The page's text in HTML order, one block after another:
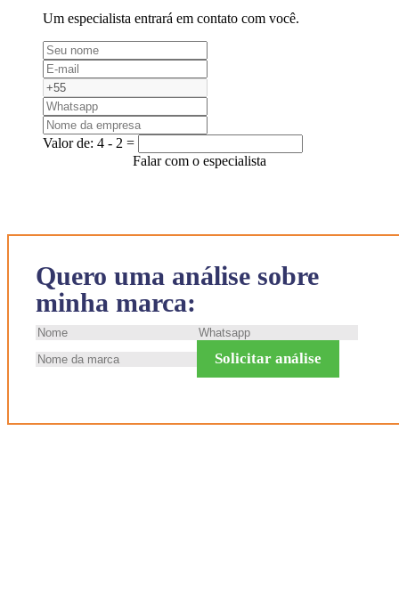
Quero uma análise sobre
minha marca:
Solicitar análise
Um especialista entrará em contato com você.
Valor de: 4 - 2 =
Falar com o especialista